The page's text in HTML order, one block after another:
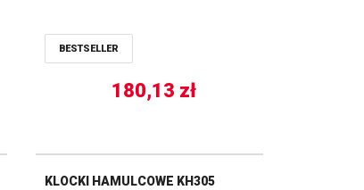
BESTSELLER
180,13 zł
KLOCKI HAMULCOWE KH305